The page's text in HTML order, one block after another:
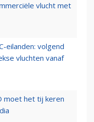
vlucht met
eilanden: volgend
vluchten vanaf
moet het tij keren